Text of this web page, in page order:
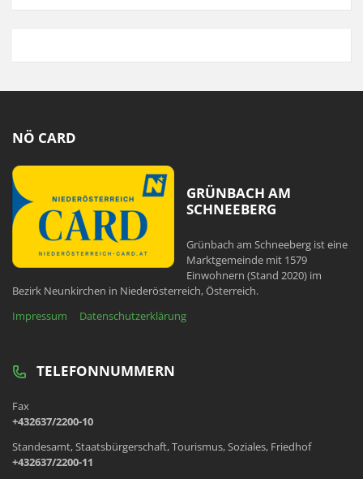
NÖ CARD
GRÜNBACH AM
SCHNEEBERG
Grünbach am Schneeberg ist eine
Marktgemeinde mit 1579
Einwohnern (Stand 2020) im
Bezirk Neunkirchen in Niederösterreich, Österreich.
Impressum
Datenschutzerklärung
TELEFONNUMMERN
Fax
+432637/2200-10
Standesamt, Staatsbürgerschaft, Tourismus, Soziales, Friedhof
+432637/2200-11